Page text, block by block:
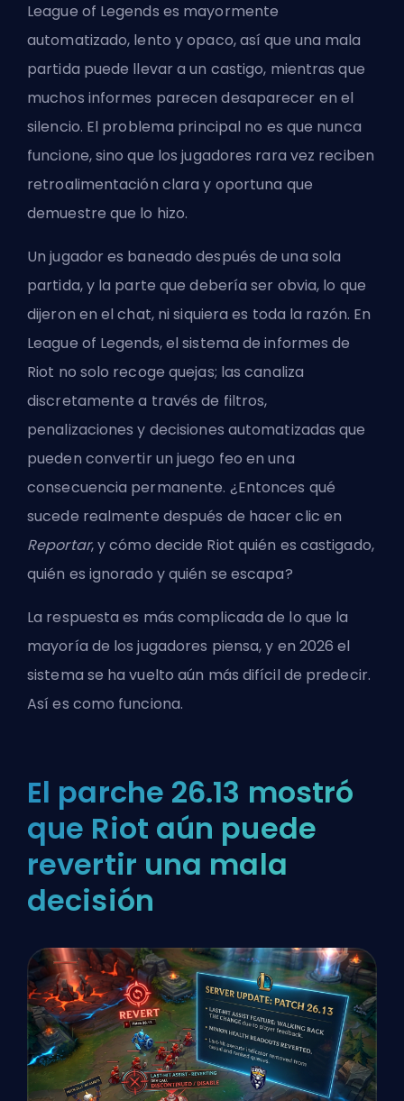
League of Legends es mayormente
automatizado, lento y opaco, así que una mala
partida puede llevar a un castigo, mientras que
muchos informes parecen desaparecer en el
silencio. El problema principal no es que nunca
funcione, sino que los jugadores rara vez reciben
retroalimentación clara y oportuna que
demuestre que lo hizo.
Un jugador es baneado después de una sola
partida, y la parte que debería ser obvia, lo que
dijeron en el chat, ni siquiera es toda la razón. En
League of Legends, el sistema de informes de
Riot no solo recoge quejas; las canaliza
discretamente a través de filtros,
penalizaciones y decisiones automatizadas que
pueden convertir un juego feo en una
consecuencia permanente. ¿Entonces qué
sucede realmente después de hacer clic en
Reportar, y cómo decide Riot quién es castigado,
quién es ignorado y quién se escapa?
La respuesta es más complicada de lo que la
mayoría de los jugadores piensa, y en 2026 el
sistema se ha vuelto aún más difícil de predecir.
Así es como funciona.
El parche 26.13 mostró
que Riot aún puede
revertir una mala
decisión